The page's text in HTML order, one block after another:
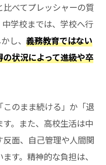
べてプレッシャーの質
学校までは、学校へ行
し、義務教育ではない
状況によって進級や卒
のまま続ける」か「退
。また、高校生活は中
面、自己管理や人間関
す。精神的な負担は、